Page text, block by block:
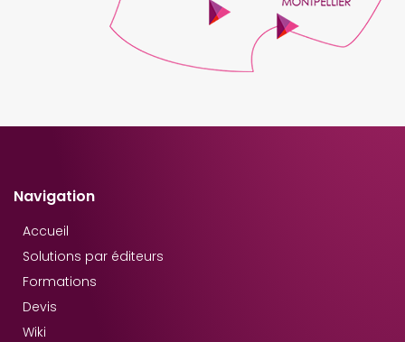
Navigation
Accueil
Solutions par éditeurs
Formations
Devis
Wiki